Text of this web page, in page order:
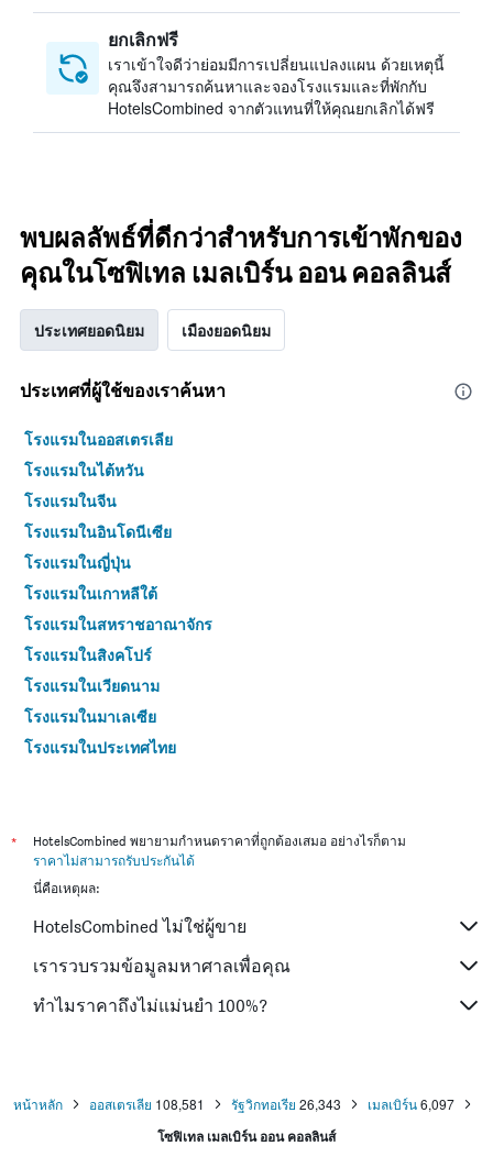
ยกเลิกฟรี
เราเข้าใจดีว่าย่อมมีการเปลี่ยนแปลงแผน ด้วยเหตุนี้
คุณจึงสามารถค้นหาและจองโรงแรมและที่พักกับ
HotelsCombined จากตัวแทนที่ให้คุณยกเลิกได้ฟรี
พบผลลัพธ์ที่ดีกว่าสำหรับการเข้าพักของ
คุณในโซฟิเทล เมลเบิร์น ออน คอลลินส์
ประเทศยอดนิยม เมืองยอดนิยม
ประเทศที่ผู้ใช้ของเราค้นหา
โรงแรมในออสเตรเลีย
โรงแรมในไต้หวัน
โรงแรมในจีน
โรงแรมในอินโดนีเซีย
โรงแรมในญี่ปุ่น
โรงแรมในเกาหลีใต้
โรงแรมในสหราชอาณาจักร
โรงแรมในสิงคโปร์
โรงแรมในเวียดนาม
โรงแรมในมาเลเซีย
โรงแรมในประเทศไทย
*
HotelsCombined พยายามกำหนดราคาที่ถูกต้องเสมอ อย่างไรก็ตาม
ราคาไม่สามารถรับประกันได้
นี่คือเหตุผล:
HotelsCombined ไม่ใช่ผู้ขาย
เรารวบรวมข้อมูลมหาศาลเพื่อคุณ
ทำไมราคาถึงไม่แม่นยำ 100%?
หน้าหลัก ออสเตรเลีย 108,581 รัฐวิกทอเรีย 26,343 เมลเบิร์น 6,097
โซฟิเทล เมลเบิร์น ออน คอลลินส์